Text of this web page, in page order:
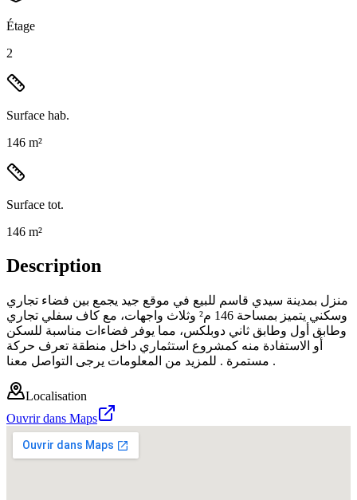
Étage
2
Surface hab.
146 m²
Surface tot.
146 m²
Description
منزل بمدينة سيدي قاسم للبيع في موقع جيد يجمع بين فضاء تجاري
وسكني يتميز بمساحة 146 م² وثلاث واجهات، مع كاف سفلي تجاري
وطابق أول وطابق ثاني دوبلكس، مما يوفر فضاءات مناسبة للسكن
أو الاستفادة منه كمشروع استثماري داخل منطقة تعرف حركة
مستمرة . للمزيد من المعلومات يرجى التواصل معنا .
Localisation
Ouvrir dans Maps